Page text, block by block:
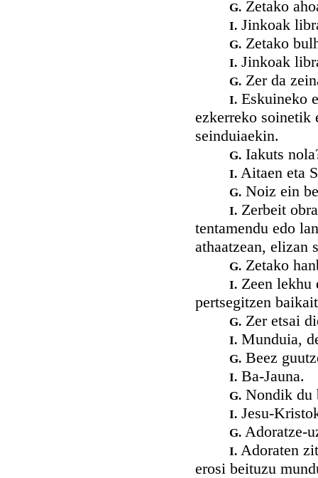
G. Zetako
I. Jinkoak
G. Zetako
I. Jinkoak
G. Zer da
I. Eskuineko
ezkerreko soinetik
seinduiaekin.
G. Iakuts
I. Aitaen eta
G. Noiz ein
I. Zerbeit
tentamendu edo
athaatzean, elizan
G. Zetako
I. Zeen lekhu
pertsegitzen
G. Zer etsai
I. Munduia,
G. Beez
I. Ba-Jauna.
G. Nondik du
I. Jesu-
G. Adoratze-
I. Adoraten
erosi beituzu